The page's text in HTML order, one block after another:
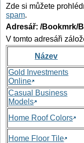
Zde si můžete
spam.
Adresář: /Bookmrk/
V tomto adresáři
Název
Gold Investments
Online
Casual Business
Models
Home Roof Colors
Home Floor Tile